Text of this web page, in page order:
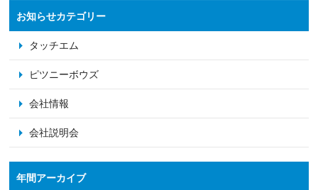
お知らせカテゴリー
タッチエム
ピツニーボウズ
会社情報
会社説明会
年間アーカイブ